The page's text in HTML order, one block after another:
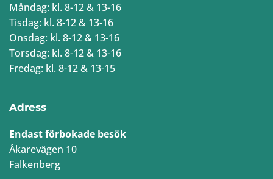
Måndag: kl. 8-12 & 13-16
Tisdag: kl. 8-12 & 13-16
Onsdag: kl. 8-12 & 13-16
Torsdag: kl. 8-12 & 13-16
Fredag: kl. 8-12 & 13-15
Adress
Endast förbokade besök
Åkarevägen 10
Falkenberg